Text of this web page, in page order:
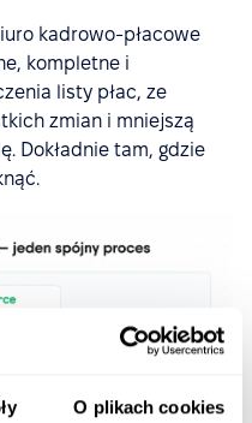
O plikach cookies
kadrowo-płacowe
kompletne i
listy płac, ze
zmian i mniejszą
Dokładnie tam, gdzie